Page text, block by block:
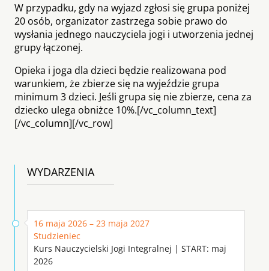
W przypadku, gdy na wyjazd zgłosi się grupa poniżej
20 osób, organizator zastrzega sobie prawo do
wysłania jednego nauczyciela jogi i utworzenia jednej
grupy łączonej.
Opieka i joga dla dzieci będzie realizowana pod
warunkiem, że zbierze się na wyjeździe grupa
minimum 3 dzieci. Jeśli grupa się nie zbierze, cena za
dziecko ulega obniżce 10%.[/vc_column_text]
[/vc_column][/vc_row]
WYDARZENIA
16 maja 2026 – 23 maja 2027
Studzieniec
Kurs Nauczycielski Jogi Integralnej | START: maj
2026